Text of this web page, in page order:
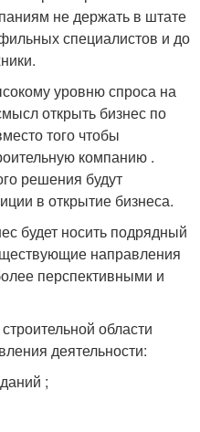
не держать в штате
специалистов и до
уровню спроса на
открыть бизнес по
того чтобы
компанию .
решения будут
в открытие бизнеса.
будет носить подрядный
направления
перспективными и
области
деятельности:
;